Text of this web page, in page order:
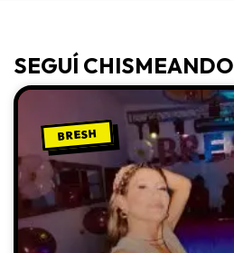
SEGUÍ CHISMEANDO
BRESH